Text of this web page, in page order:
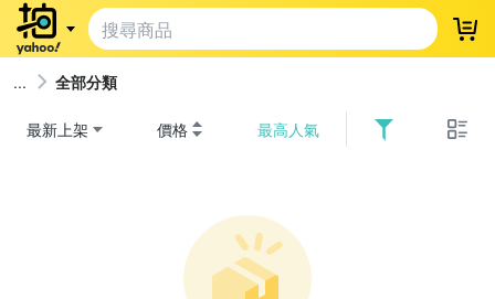
登
全部分類
最新上架 價格 最高人氣